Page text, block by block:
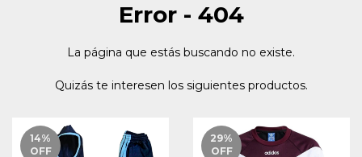
Error - 404
La página que estás buscando no existe.
Quizás te interesen los siguientes productos.
14%
OFF
29%
OFF